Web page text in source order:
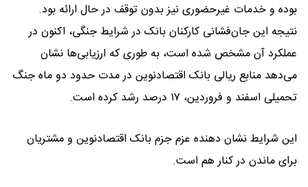
بوده و خدمات غیرحضوری نیز بدون توقف در حال ارائه بود.
نتیجه این جان‌فشانی کارکنان بانک در شرایط جنگی، اکنون در
عملکرد آن مشخص شده است، به طوری که ارزیابی‌ها نشان
می‌دهد منابع ریالی بانک اقتصادنوین در مدت حدود دو ماه جنگ
تحمیلی اسفند و فروردین، ۱۷ درصد رشد کرده است.
این شرایط نشان دهنده عزم جزم بانک اقتصادنوین و مشتریان
برای ماندن در کنار هم است.